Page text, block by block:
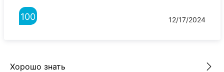
100 12/17/2024
Хорошо знать